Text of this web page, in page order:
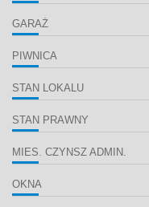
GARAŻ
PIWNICA
STAN LOKALU
STAN PRAWNY
MIES. CZYNSZ ADMIN.
OKNA